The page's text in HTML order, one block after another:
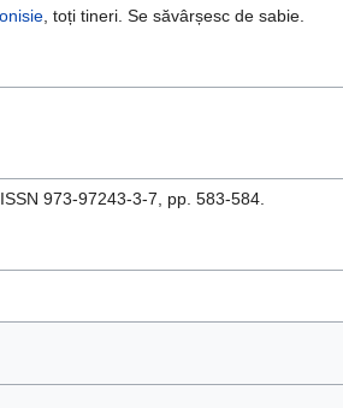
, toți tineri. Se săvârșesc de sabie.
973-97243-3-7, pp. 583-584.